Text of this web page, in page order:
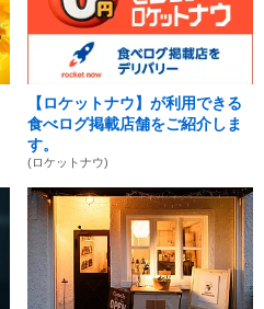
【ロケットナウ】が利用できる
食べログ掲載店舗をご紹介しま
す。
(ロケットナウ)